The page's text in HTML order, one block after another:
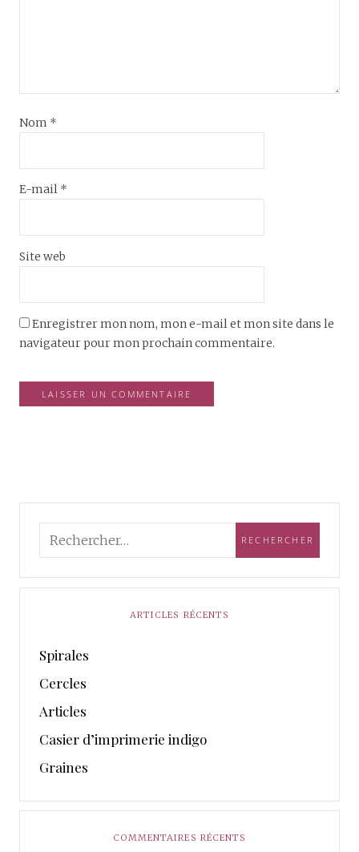
Nom *
E-mail *
Site web
Enregistrer mon nom, mon e-mail et mon site dans le
navigateur pour mon prochain commentaire.
ARTICLES RÉCENTS
Spirales
Cercles
Articles
Casier d’imprimerie indigo
Graines
COMMENTAIRES RÉCENTS